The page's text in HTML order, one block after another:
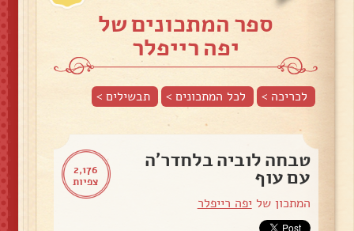
ספר המתכונים של
יפה רייפלר
לכריכה > לכל המתכונים > תבשילים>
2,176
צפיות
טבחה לוביה בלחדר'ה
עם עוף
המתכון של יפה רייפלר